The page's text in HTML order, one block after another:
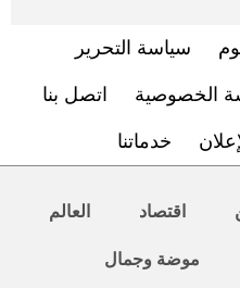
سياسة التحرير
الخصوصية اتصل بنا
خدماتنا
اقتصاد العالم
موضة وجمال